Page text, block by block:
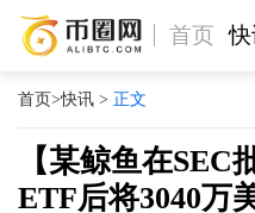
首页
首页>快讯> 正文
【某鲸鱼在SEC
ETF后将3040万